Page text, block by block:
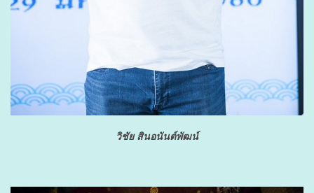
วิชัย สินอนันต์พัฒน์